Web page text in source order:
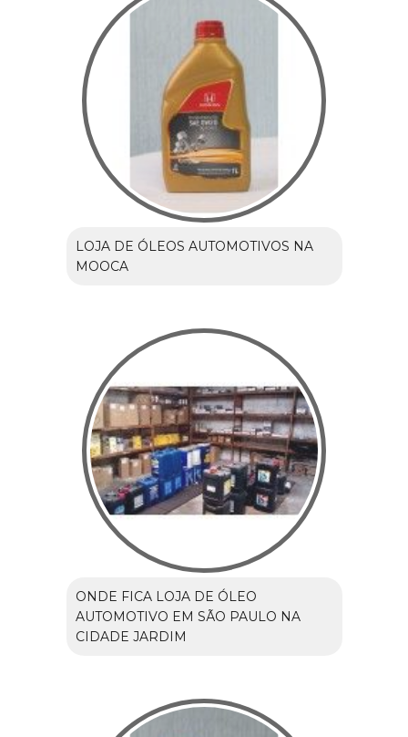
LOJA DE ÓLEOS AUTOMOTIVOS NA
MOOCA
ONDE FICA LOJA DE ÓLEO
AUTOMOTIVO EM SÃO PAULO NA
CIDADE JARDIM